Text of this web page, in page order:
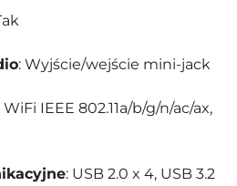
: Wyjście/wejście mini-jack
WiFi IEEE 802.11a/b/g/n/ac/ax,
: USB 2.0 x 4, USB 3.2